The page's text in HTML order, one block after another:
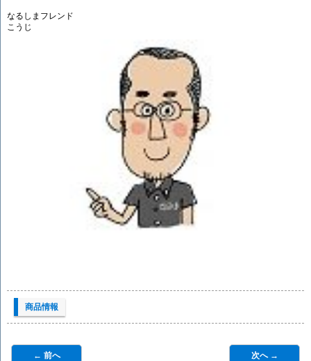
なるしまフレンド
こうじ
商品情報
← 前へ 次へ →